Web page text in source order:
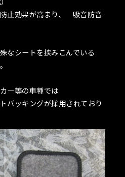
止効果が高まり、 吸音防音
なシートを挟みこんでいる
ー等の車種では
バッキングが採用されており